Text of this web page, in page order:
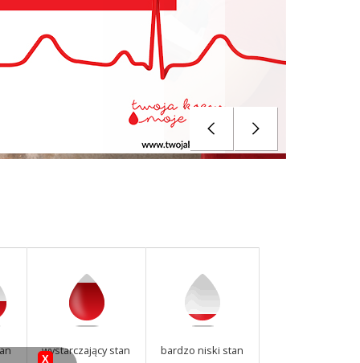
wystarczający stan bardzo niski stan